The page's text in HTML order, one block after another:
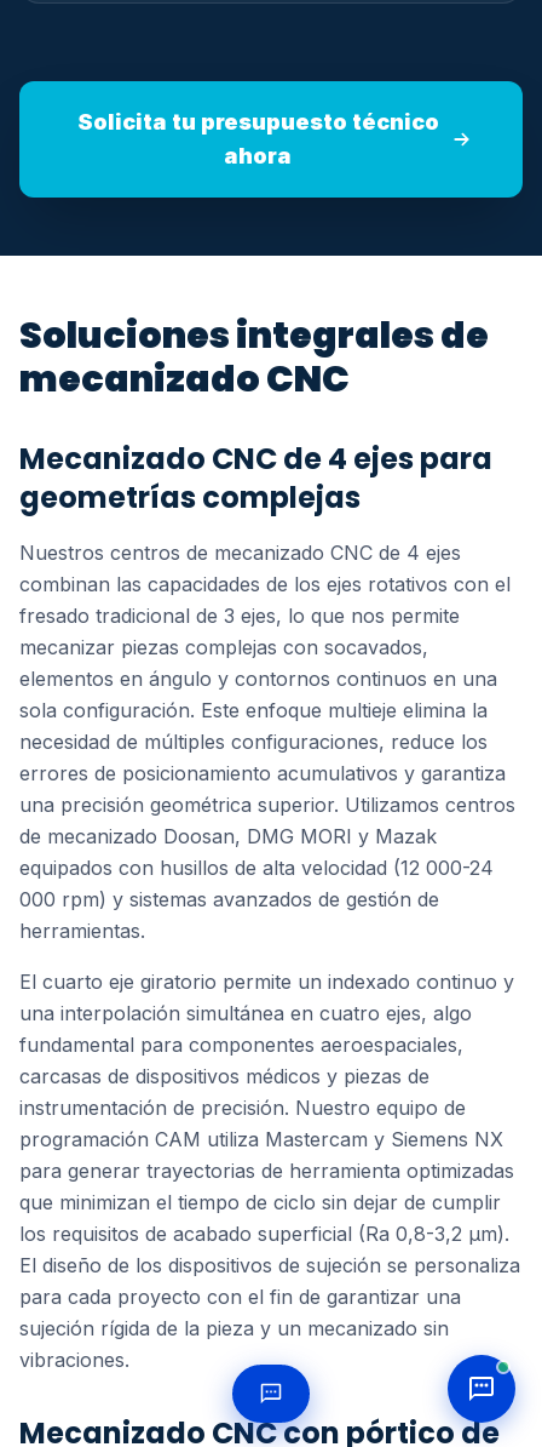
Solicita tu presupuesto técnico
ahora
Soluciones integrales de
mecanizado CNC
Mecanizado CNC de 4 ejes para
geometrías complejas
Nuestros centros de mecanizado CNC de 4 ejes
combinan las capacidades de los ejes rotativos con el
fresado tradicional de 3 ejes, lo que nos permite
mecanizar piezas complejas con socavados,
elementos en ángulo y contornos continuos en una
sola configuración. Este enfoque multieje elimina la
necesidad de múltiples configuraciones, reduce los
errores de posicionamiento acumulativos y garantiza
una precisión geométrica superior. Utilizamos centros
de mecanizado Doosan, DMG MORI y Mazak
equipados con husillos de alta velocidad (12 000-24
000 rpm) y sistemas avanzados de gestión de
herramientas.
El cuarto eje giratorio permite un indexado continuo y
una interpolación simultánea en cuatro ejes, algo
fundamental para componentes aeroespaciales,
carcasas de dispositivos médicos y piezas de
instrumentación de precisión. Nuestro equipo de
programación CAM utiliza Mastercam y Siemens NX
para generar trayectorias de herramienta optimizadas
que minimizan el tiempo de ciclo sin dejar de cumplir
los requisitos de acabado superficial (Ra 0,8-3,2 μm).
El diseño de los dispositivos de sujeción se personaliza
para cada proyecto con el fin de garantizar una
sujeción rígida de la pieza y un mecanizado sin
vibraciones.
Mecanizado CNC con pórtico de